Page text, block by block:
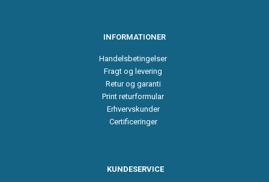
INFORMATIONER
Handelsbetingelser
Fragt og levering
Retur og garanti
Print returformular
Erhvervskunder
Certificeringer
KUNDESERVICE